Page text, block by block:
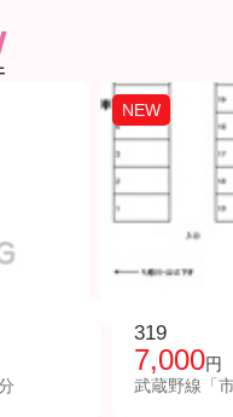
NEW
319
7,000円
武蔵野線「